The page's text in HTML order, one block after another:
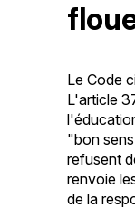
Le Code
L'article
"bon
refusent
renvoie
de la